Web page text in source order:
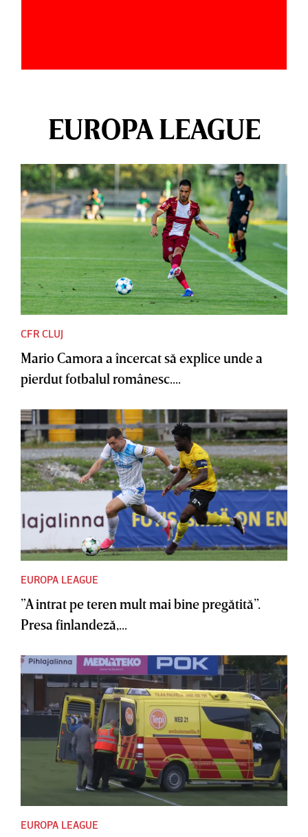
EUROPA LEAGUE
CFR CLUJ
Mario Camora a încercat să explice unde a
pierdut fotbalul românesc....
EUROPA LEAGUE
”A intrat pe teren mult mai bine pregătită”.
Presa finlandeză,...
EUROPA LEAGUE